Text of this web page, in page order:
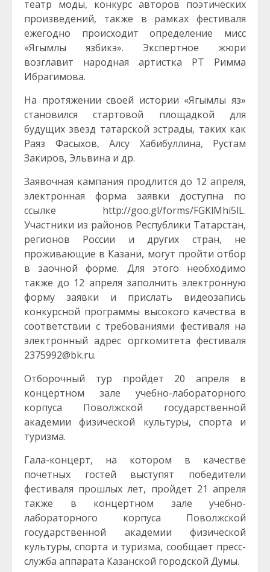
театр моды, конкурс авторов поэтических
произведений, также в рамках фестиваля
ежегодно происходит определение мисс
«Ягымлы язбикэ». Экспертное жюри
возглавит народная артистка РТ Римма
Ибрагимова.
На протяжении своей истории «Ягымлы яз»
становился стартовой площадкой для
будущих звезд татарской эстрады, таких как
Раяз Фасыхов, Алсу Хабибуллина, Рустам
Закиров, Эльвина и др.
Заявочная кампания продлится до 12 апреля,
электронная форма заявки доступна по
ссылке http://goo.gl/forms/FGKlMhi5lL.
Участники из районов Республики Татарстан,
регионов России и других стран, не
проживающие в Казани, могут пройти отбор
в заочной форме. Для этого необходимо
также до 12 апреля заполнить электронную
форму заявки и прислать видеозапись
конкурсной программы высокого качества в
соответствии с требованиями фестиваля на
электронный адрес оргкомитета фестиваля
2375992@bk.ru.
Отборочный тур пройдет 20 апреля в
концертном зале учебно-лабораторного
корпуса Поволжской государственной
академии физической культуры, спорта и
туризма.
Гала-концерт, на котором в качестве
почетных гостей выступят победители
фестиваля прошлых лет, пройдет 21 апреля
также в концертном зале учебно-
лабораторного корпуса Поволжской
государственной академии физической
культуры, спорта и туризма, сообщает пресс-
служба аппарата Казанской городской Думы.